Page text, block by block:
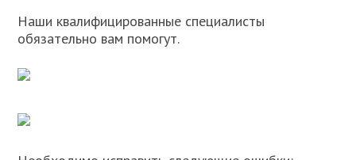
Наши квалифицированные специалисты
обязательно вам помогут.